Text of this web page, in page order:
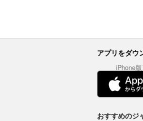
アプリをダウ
iPhone
おすすめのジ